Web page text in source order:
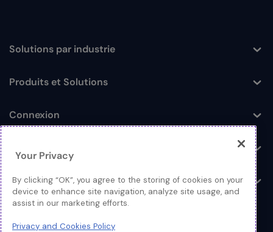
Toggle
Solutions par industrie
Toggle
Produits et Solutions
Toggle
Connexion
Toggle
Toggle
À propos
Your Privacy
By clicking “OK”, you agree to the storing of cookies on your
device to enhance site navigation, analyze site usage, and
assist in our marketing efforts.
Privacy and Cookies Policy